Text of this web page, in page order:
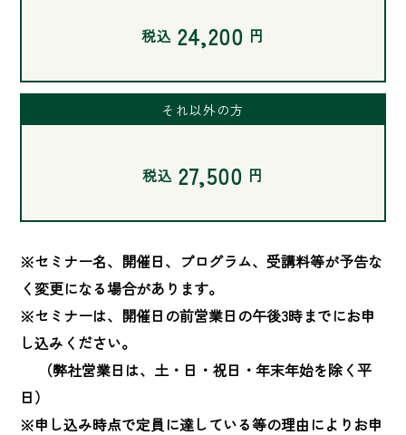
税込 24,200 円
それ以外の方
税込 27,500 円
※セミナー名、開催日、プログラム、受講料等が予告な
く変更になる場合があります。
※セミナーは、開催日の前営業日の午後3時までにお申
し込みください。
（弊社営業日は、土・日・祝日・年末年始を除く平
日）
※申し込み時点で定員に達している等の理由によりお申